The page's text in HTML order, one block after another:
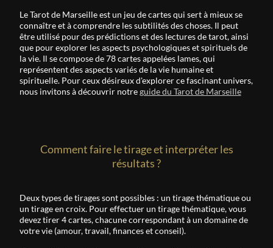
Le Tarot de Marseille est un jeu de cartes qui sert à mieux se
connaître et à comprendre les subtilités des choses. Il peut
être utilisé pour des prédictions et des lectures de tarot, ainsi
que pour explorer les aspects psychologiques et spirituels de
la vie. Il se compose de 78 cartes appelées lames, qui
représentent des aspects variés de la vie humaine et
spirituelle. Pour ceux désireux d'explorer ce fascinant univers,
nous invitons à découvrir notreguide du Tarot de Marseille
Comment faire le tirage et interpréter les
résultats ?
Deux types de tirages sont possibles : un tirage thématique ou
un tirage en croix. Pour effectuer un tirage thématique, vous
devez tirer 4 cartes, chacune correspondant à un domaine de
votre vie (amour, travail, finances et conseil).